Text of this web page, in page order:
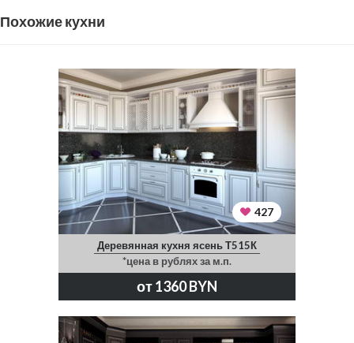
Похожие кухни
427
Деревянная кухня ясень Т515К
*цена в рублях за м.п.
от 1360 BYN